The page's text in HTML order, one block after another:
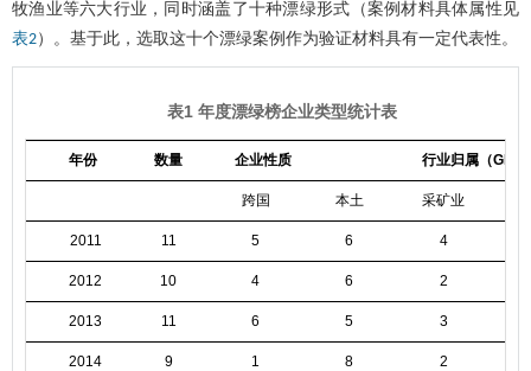
牧渔业等六大行业，同时涵盖了十种漂绿形式（案例材料具体属性见
表2）。基于此，选取这十个漂绿案例作为验证材料具有一定代表性。
表1 年度漂绿榜企业类型统计表
年份 数量 企业性质 行业归属（GB/
跨国 本土 采矿业
2011 11 5 6 4
2012 10 4 6 2
2013 11 6 5 3
2014 9 1 8 2